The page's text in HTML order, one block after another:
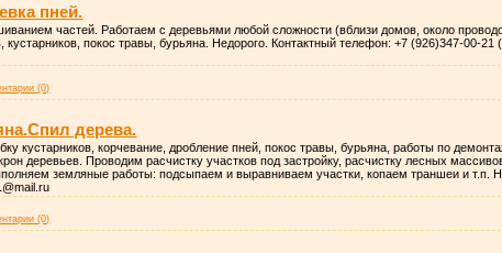
пней.
частей. Работаем с деревьями любой сложности (вблизи домов, около
покос травы, бурьяна. Недорого. Контактный телефон: +7 (926)347-00-21
(0)
дерева.
кустарников, корчевание, дробление пней, покос травы, бурьяна, работы по
деревьев. Проводим расчистку участков под застройку, расчистку лесных
земляные работы: подсыпаем и выравниваем участки, копаем траншеи и т.п.
(0)